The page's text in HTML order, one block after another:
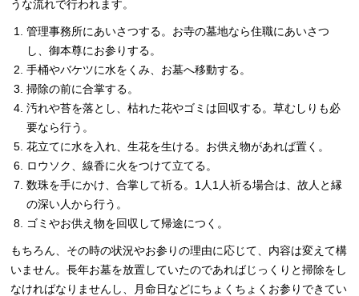
うな流れで行われます。
管理事務所にあいさつする。お寺の墓地なら住職にあいさつ
し、御本尊にお参りする。
手桶やバケツに水をくみ、お墓へ移動する。
掃除の前に合掌する。
汚れや苔を落とし、枯れた花やゴミは回収する。草むしりも必
要なら行う。
花立てに水を入れ、生花を生ける。お供え物があれば置く。
ロウソク、線香に火をつけて立てる。
数珠を手にかけ、合掌して祈る。1人1人祈る場合は、故人と縁
の深い人から行う。
ゴミやお供え物を回収して帰途につく。
もちろん、その時の状況やお参りの理由に応じて、内容は変えて構
いません。長年お墓を放置していたのであればじっくりと掃除をし
なければなりませんし、月命日などにちょくちょくお参りできてい